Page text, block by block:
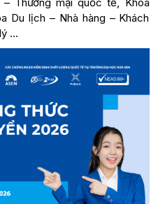
Du lịch – Nhà hàng – Khách
…